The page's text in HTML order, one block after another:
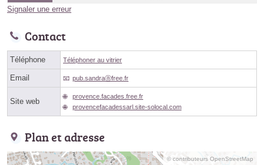
Signaler une erreur
Contact
Téléphone Téléphoner au vitrier
Email pub.sandraⓐfree.fr
Site web
provence.facades.free.fr
provencefacadessarl.site-solocal.com
Plan et adresse
© contributeurs OpenStreetMap